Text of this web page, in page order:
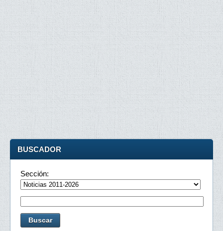
BUSCADOR
Sección: